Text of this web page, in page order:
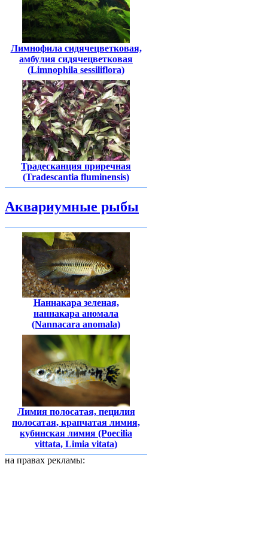
Лимнофила сидячецветковая,
амбулия сидячецветковая
(Limnophila sessiliflora)
Традесканция приречная
(Tradescantia fluminensis)
Аквариумные рыбы
Наннакара зеленая,
наннакара аномала
(Nannacara anomala)
Лимия полосатая, пецилия
полосатая, крапчатая лимия,
кубинская лимия (Poecilia
vittata, Limia vitata)
на правах рекламы: